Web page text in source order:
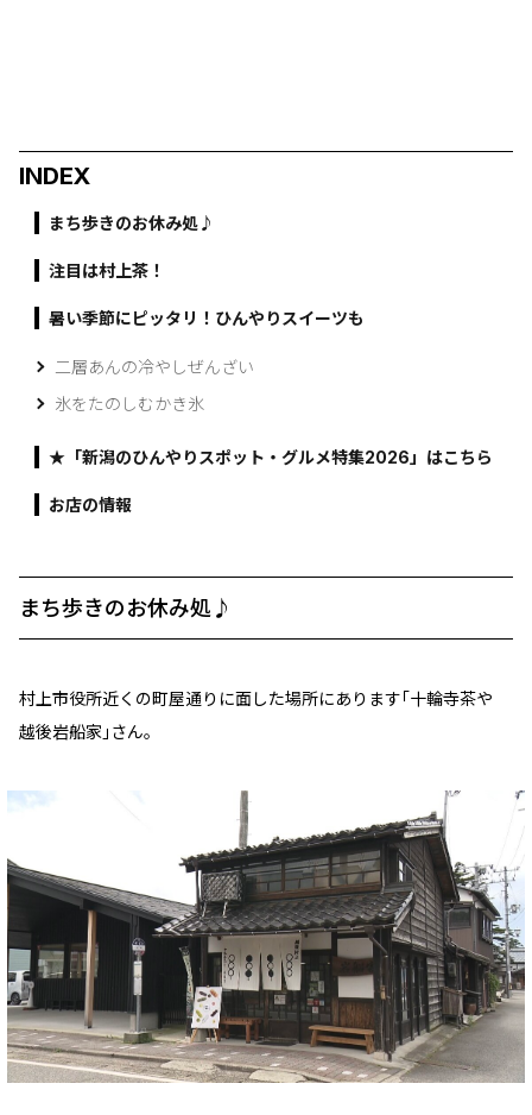
INDEX
まち歩きのお休み処♪
注目は村上茶！
暑い季節にピッタリ！ひんやりスイーツも
二層あんの冷やしぜんざい
氷をたのしむかき氷
★「新潟のひんやりスポット・グルメ特集2026」はこちら
お店の情報
まち歩きのお休み処♪
村上市役所近くの町屋通りに面した場所にあります｢十輪寺茶や
越後岩船家｣さん。